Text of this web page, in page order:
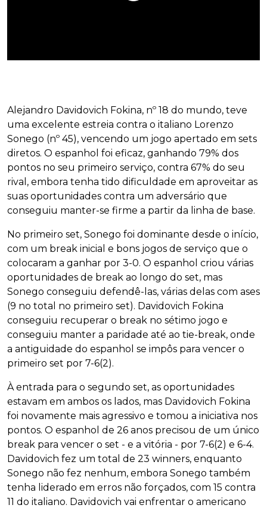
Alejandro Davidovich Fokina, nº 18 do mundo, teve
uma excelente estreia contra o italiano Lorenzo
Sonego (nº 45), vencendo um jogo apertado em sets
diretos. O espanhol foi eficaz, ganhando 79% dos
pontos no seu primeiro serviço, contra 67% do seu
rival, embora tenha tido dificuldade em aproveitar as
suas oportunidades contra um adversário que
conseguiu manter-se firme a partir da linha de base.
No primeiro set, Sonego foi dominante desde o início,
com um break inicial e bons jogos de serviço que o
colocaram a ganhar por 3-0. O espanhol criou várias
oportunidades de break ao longo do set, mas
Sonego conseguiu defendê-las, várias delas com ases
(9 no total no primeiro set). Davidovich Fokina
conseguiu recuperar o break no sétimo jogo e
conseguiu manter a paridade até ao tie-break, onde
a antiguidade do espanhol se impôs para vencer o
primeiro set por 7-6(2).
À entrada para o segundo set, as oportunidades
estavam em ambos os lados, mas Davidovich Fokina
foi novamente mais agressivo e tomou a iniciativa nos
pontos. O espanhol de 26 anos precisou de um único
break para vencer o set - e a vitória - por 7-6(2) e 6-4.
Davidovich fez um total de 23 winners, enquanto
Sonego não fez nenhum, embora Sonego também
tenha liderado em erros não forçados, com 15 contra
11 do italiano. Davidovich vai enfrentar o americano